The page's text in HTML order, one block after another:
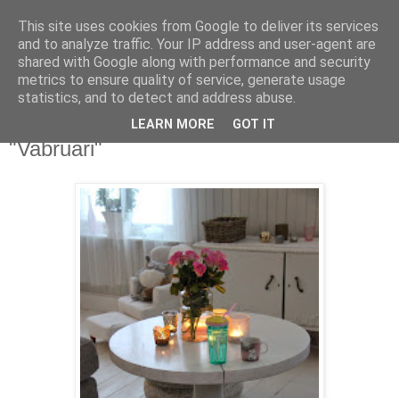
Mammamians
Om mig, oss, livet, allt runt, i & runt omkring det
måndag 9 februari 2015
"Vabruari"
This site uses cookies from Google to deliver its services
and to analyze traffic. Your IP address and user-agent are
shared with Google along with performance and security
metrics to ensure quality of service, generate usage
statistics, and to detect and address abuse.
LEARN MORE GOT IT